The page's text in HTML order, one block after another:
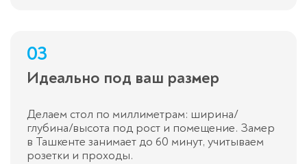
03
Идеально под ваш размер
Делаем стол по миллиметрам: ширина/
глубина/высота под рост и помещение. Замер
в Ташкенте занимает до 60 минут, учитываем
розетки и проходы.